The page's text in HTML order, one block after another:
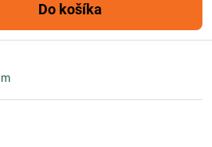
Do košíka